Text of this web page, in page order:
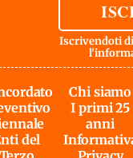
Iscrivendoti
l'
del
Chi siamo
I primi 25
anni